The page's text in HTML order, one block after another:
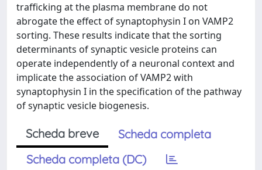
trafficking at the plasma membrane do not
abrogate the effect of synaptophysin I on VAMP2
sorting. These results indicate that the sorting
determinants of synaptic vesicle proteins can
operate independently of a neuronal context and
implicate the association of VAMP2 with
synaptophysin I in the specification of the pathway
of synaptic vesicle biogenesis.
Scheda breve
Scheda completa
Scheda completa (DC)